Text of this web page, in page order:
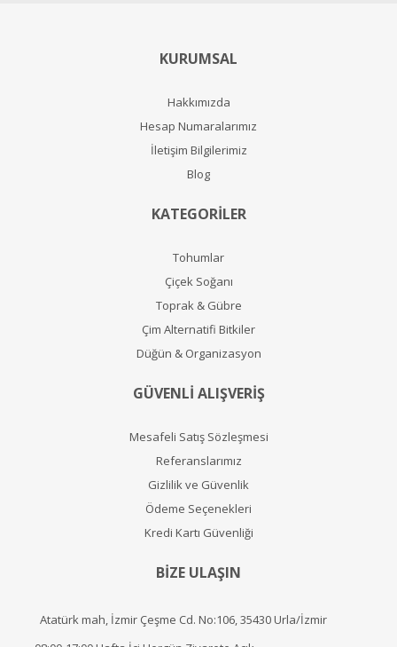
KURUMSAL
Hakkımızda
Hesap Numaralarımız
İletişim Bilgilerimiz
Blog
KATEGORİLER
Tohumlar
Çiçek Soğanı
Toprak & Gübre
Çim Alternatifi Bitkiler
Düğün & Organizasyon
GÜVENLİ ALIŞVERİŞ
Mesafeli Satış Sözleşmesi
Referanslarımız
Gizlilik ve Güvenlik
Ödeme Seçenekleri
Kredi Kartı Güvenliği
BİZE ULAŞIN
Atatürk mah, İzmir Çeşme Cd. No:106, 35430 Urla/İzmir